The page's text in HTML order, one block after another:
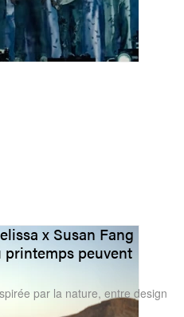
x Susan Fang
printemps peuvent
par la nature, entre design